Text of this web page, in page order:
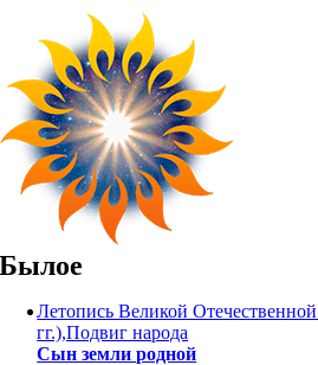
content
Былое
Летопись Великой
гг.),Подвиг народа
Сын земли родной